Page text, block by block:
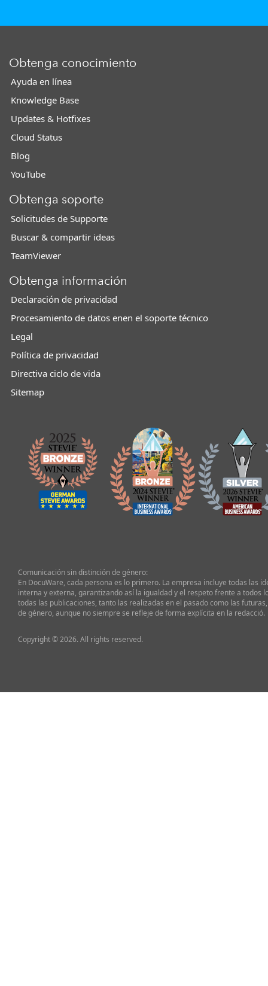
Obtenga conocimiento
Ayuda en línea
Knowledge Base
Updates & Hotfixes
Cloud Status
Blog
YouTube
Obtenga soporte
Solicitudes de Supporte
Buscar & compartir ideas
TeamViewer
Obtenga información
Declaración de privacidad
Procesamiento de datos enen el soporte técnico
Legal
Política de privacidad
Directiva ciclo de vida
Sitemap
Comunicación sin distinción de género:
En DocuWare, cada persona es lo primero. La empresa incluye todas las
interna y externa, garantizando así la igualdad y el respeto frente a todos
todas las publicaciones, tanto las realizadas en el pasado como las
de género, aunque no siempre se refleje de forma explícita en la redacció.
Copyright © 2026. All rights reserved.